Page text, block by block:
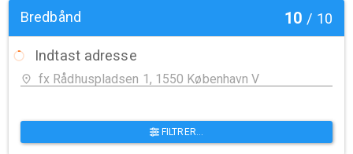
Bredbånd 10 / 10
Indtast adresse
FILTRER...